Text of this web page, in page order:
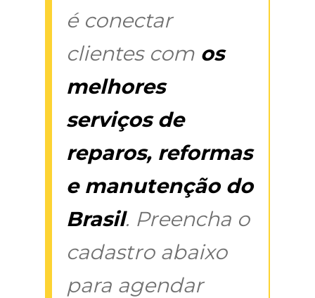
é conectar
clientes com os
melhores
serviços de
reparos, reformas
e manutenção do
Brasil. Preencha o
cadastro abaixo
para agendar